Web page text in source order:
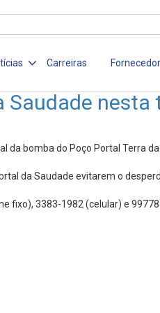
Carreiras
Saudade nesta
bomba do Poço Portal Terra
da Saudade evitarem o
fixo), 3383-1982 (celular) e